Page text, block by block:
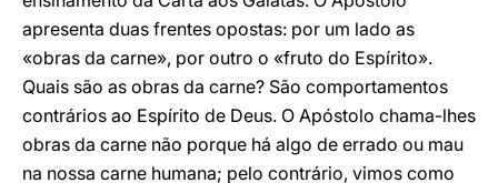
apresenta duas frentes opostas: por um lado as
«obras da carne», por outro o «fruto do Espírito».
Quais são as obras da carne? São comportamentos
contrários ao Espírito de Deus. O Apóstolo chama-lhes
obras da carne não porque há algo de errado ou mau
na nossa carne humana; pelo contrário, vimos como